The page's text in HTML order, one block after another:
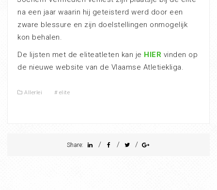
na een jaar waarin hij geteisterd werd door een
zware blessure en zijn doelstellingen onmogelijk
kon behalen.
De lijsten met de eliteatleten kan je HIER vinden op
de nieuwe website van de Vlaamse Atletiekliga.
Allerlei # elite
Share: / / /